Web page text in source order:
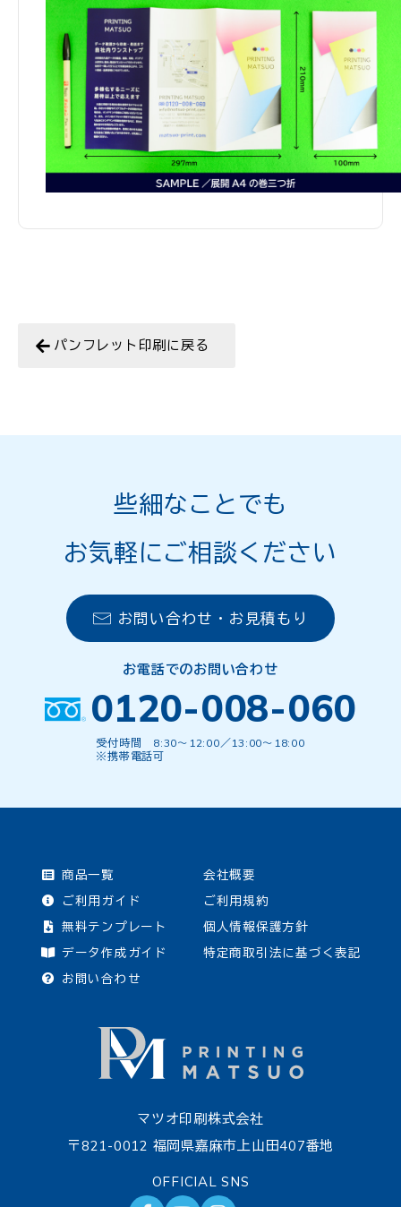
パンフレット印刷に戻る
些細なことでも
お気軽にご相談ください
お問い合わせ・お見積もり
お電話でのお問い合わせ
0120-008-060
受付時間 8:30〜12:00／13:00〜18:00
※携帯電話可
マツオ印刷株式会社
〒821-0012 福岡県嘉麻市上山田407番地
OFFICIAL SNS
商品一覧
ご利用ガイド
無料テンプレート
データ作成ガイド
お問い合わせ
会社概要
ご利用規約
個人情報保護方針
特定商取引法に基づく表記